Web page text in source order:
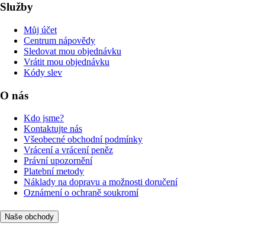
Služby
Můj účet
Centrum nápovědy
Sledovat mou objednávku
Vrátit mou objednávku
Kódy slev
O nás
Kdo jsme?
Kontaktujte nás
Všeobecné obchodní podmínky
Vrácení a vrácení peněz
Právní upozornění
Platební metody
Náklady na dopravu a možnosti doručení
Oznámení o ochraně soukromí
Naše obchody